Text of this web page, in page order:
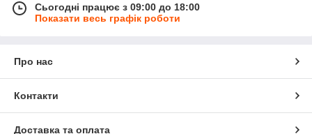
Сьогодні працює з 09:00 до 18:00
Показати весь графік роботи
Про нас
Контакти
Доставка та оплата